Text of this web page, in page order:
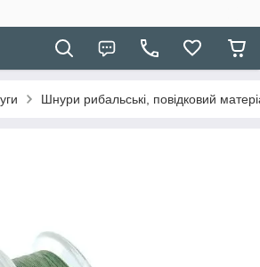
Шнури рибальські, повідковий